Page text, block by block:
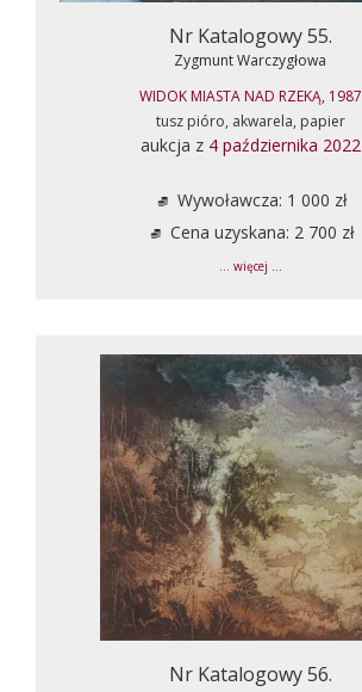
Nr Katalogowy 55.
Zygmunt Warczygłowa
WIDOK MIASTA NAD RZEKĄ, 1987
tusz pióro, akwarela, papier
aukcja z 4 października 2022
Wywoławcza: 1 000 zł
Cena uzyskana: 2 700 zł
... więcej ...
Nr Katalogowy 56.